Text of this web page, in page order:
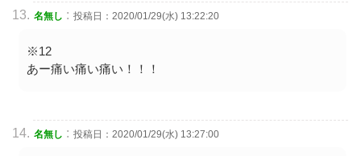
名無し : 投稿日：2020/01/29(水) 13:22:20
※12
あー痛い痛い痛い！！！
名無し : 投稿日：2020/01/29(水) 13:27:00